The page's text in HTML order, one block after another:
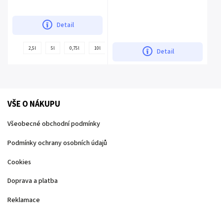
Detail
2,5l 5l 0,75l 10l Detail
VŠE O NÁKUPU
Všeobecné obchodní podmínky
Podmínky ochrany osobních údajů
Cookies
Doprava a platba
Reklamace